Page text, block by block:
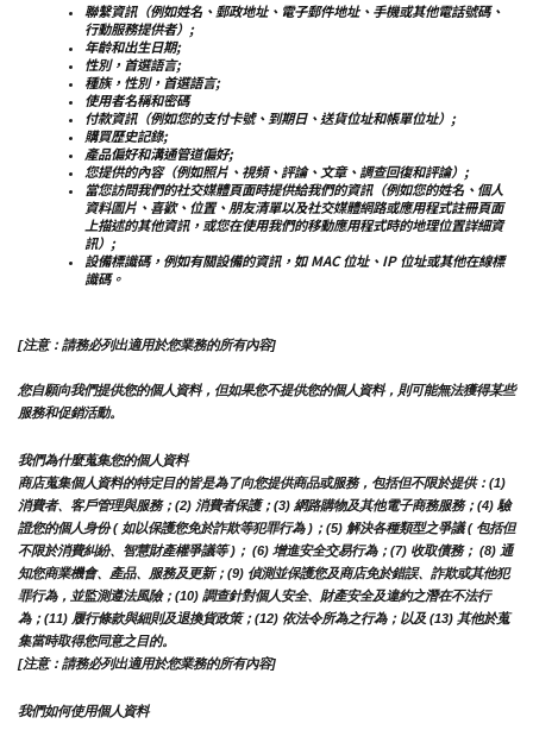
聯繫資訊（例如姓名、郵政地址、電子郵件地址、手機或其他電話號碼、
行動服務提供者）;
年齡和出生日期;
性別，首選語言;
種族，性別，首選語言;
使用者名稱和密碼
付款資訊（例如您的支付卡號、到期日、送貨位址和帳單位址）;
購買歷史記錄;
產品偏好和溝通管道偏好;
您提供的內容（例如照片、視頻、評論、文章、調查回復和評論）;
當您訪問我們的社交媒體頁面時提供給我們的資訊（例如您的姓名、個人
資料圖片、喜歡、位置、朋友清單以及社交媒體網路或應用程式註冊頁面
上描述的其他資訊，或您在使用我們的移動應用程式時的地理位置詳細資
訊）;
設備標識碼，例如有關設備的資訊，如 MAC 位址、IP 位址或其他在線標
識碼。
[注意：請務必列出適用於您業務的所有內容]
您自願向我們提供您的個人資料，但如果您不提供您的個人資料，則可能無法獲得某些
服務和促銷活動。
我們為什麼蒐集您的個人資料
商店蒐集個人資料的特定目的皆是為了向您提供商品或服務，包括但不限於提供：(1)
消費者、客戶管理與服務；(2) 消費者保護；(3) 網路購物及其他電子商務服務；(4) 驗
證您的個人身份 ( 如以保護您免於詐欺等犯罪行為 )；(5) 解決各種類型之爭議 ( 包括但
不限於消費糾紛、智慧財產權爭議等 )； (6) 增進安全交易行為；(7) 收取債務； (8) 通
知您商業機會、產品、服務及更新；(9) 偵測並保護您及商店免於錯誤、詐欺或其他犯
罪行為，並監測遵法風險；(10) 調查針對個人安全、財產安全及違約之潛在不法行
為；(11) 履行條款與細則及退換貨政策；(12) 依法令所為之行為；以及 (13) 其他於蒐
集當時取得您同意之目的。
[注意：請務必列出適用於您業務的所有內容]
我們如何使用個人資料